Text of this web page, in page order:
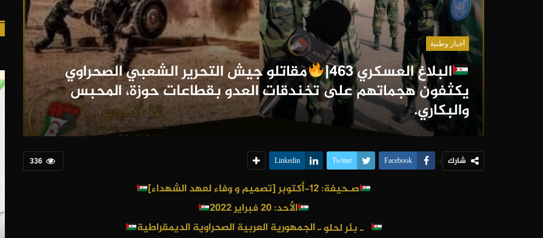
أخبار وطنية
البلاغ العسكري 463| مقاتلو جيش التحرير الشعبي الصحراوي
يكثفون هجماتهم على تخندقات العدو بقطاعات حوزة، المحبس
والبكاري.
336 شارك Facebook
Twitter
Linkedin
صـحيفة: 12-أكتوبر [تصميم و وفاء لعهد الشهداء]
الأحد: 20 فبراير 2022
ـ بئر لحلوـ الجمهورية العربية الصحراوية الديمقراطية